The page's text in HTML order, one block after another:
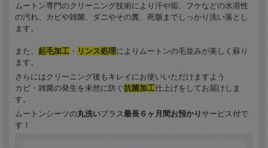
1 2
3 4
ムートン専門のクリーニング技術により汗や垢、フケなどの水溶性
の汚れ、カビや雑菌、ダニやその糞、死骸までしっかり洗い落とし
ます。
また、 起毛加工 ・ リンス処理によりムートンの毛並みが美しく蘇り
ます。
さらにはクリーニング後もキレイにお使いいただけますよう
カビ・雑菌の発生を未然に防ぐ抗菌加工仕上げをしてお届けしま
す。
ムートンシーツの丸洗いプラス最長６ヶ月間お預かり サービス付で
す！